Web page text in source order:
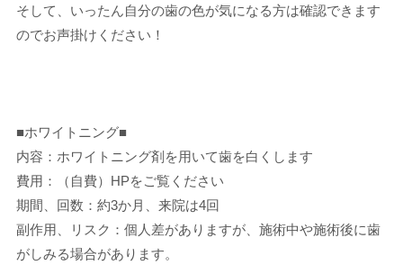
そして、いったん自分の歯の色が気になる方は確認できます
のでお声掛けください！
■ホワイトニング■
内容：ホワイトニング剤を用いて歯を白くします
費用：（自費）HPをご覧ください
期間、回数：約3か月、来院は4回
副作用、リスク：個人差がありますが、施術中や施術後に歯
がしみる場合があります。